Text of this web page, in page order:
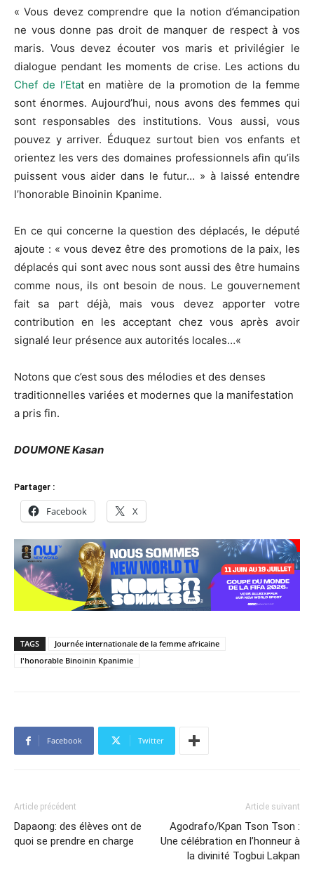
« Vous devez comprendre que la notion d’émancipation
ne vous donne pas droit de manquer de respect à vos
maris. Vous devez écouter vos maris et privilégier le
dialogue pendant les moments de crise. Les actions du
Chef de l’Etat en matière de la promotion de la femme
sont énormes. Aujourd’hui, nous avons des femmes qui
sont responsables des institutions. Vous aussi, vous
pouvez y arriver. Éduquez surtout bien vos enfants et
orientez les vers des domaines professionnels afin qu’ils
puissent vous aider dans le futur… » à laissé entendre
l’honorable Binoinin Kpanime.
En ce qui concerne la question des déplacés, le député
ajoute : « vous devez être des promotions de la paix, les
déplacés qui sont avec nous sont aussi des être humains
comme nous, ils ont besoin de nous. Le gouvernement
fait sa part déjà, mais vous devez apporter votre
contribution en les acceptant chez vous après avoir
signalé leur présence aux autorités locales…«
Notons que c’est sous des mélodies et des denses
traditionnelles variées et modernes que la manifestation
a pris fin.
DOUMONEKasan
Partager :
Facebook X
TAGS
Journée internationale de la femme africaine
l'honorable Binoinin Kpanimie
Facebook Twitter
Article précédent
Dapaong: des élèves ont de
quoi se prendre en charge
Article suivant
Agodrafo/Kpan Tson Tson :
Une célébration en l’honneur à
la divinité Togbui Lakpan